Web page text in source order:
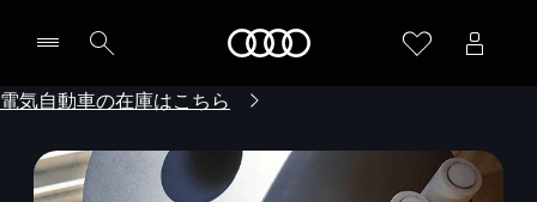
電気自動車の在庫はこちら